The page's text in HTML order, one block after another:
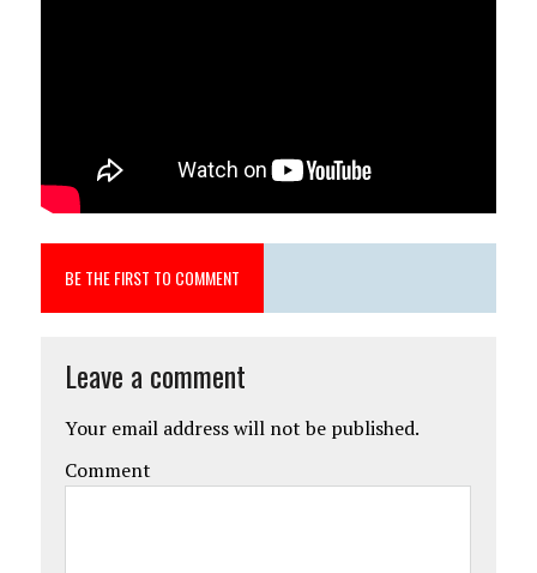
BE THE FIRST TO COMMENT
Leave a comment
Your email address will not be published.
Comment